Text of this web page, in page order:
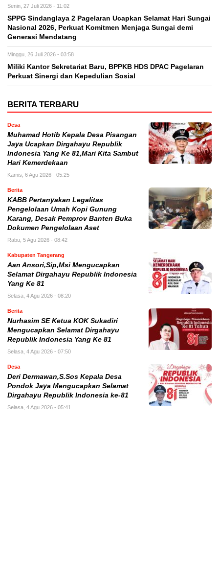
Senin, 27 Juli 2026 - 11:02
SPPG Sindanglaya 2 Pagelaran Ucapkan Selamat Hari Sungai
Nasional 2026, Perkuat Komitmen Menjaga Sungai demi
Generasi Mendatang
Minggu, 26 Juli 2026 - 03:58
Miliki Kantor Sekretariat Baru, BPPKB HDS DPAC Pagelaran
Perkuat Sinergi dan Kepedulian Sosial
BERITA TERBARU
Desa
Muhamad Hotib Kepala Desa Pisangan
Jaya Ucapkan Dirgahayu Republik
Indonesia Yang Ke 81,Mari Kita Sambut
Hari Kemerdekaan
Kamis, 6 Agu 2026 - 05:25
Berita
KABB Pertanyakan Legalitas
Pengelolaan Umah Kopi Gunung
Karang, Desak Pemprov Banten Buka
Dokumen Pengelolaan Aset
Rabu, 5 Agu 2026 - 08:42
Kabupaten Tangerang
Aan Ansori,Sip,Msi Mengucapkan
Selamat Dirgahayu Republik Indonesia
Yang Ke 81
Selasa, 4 Agu 2026 - 08:20
Berita
Nurhasim SE Ketua KOK Sukadiri
Mengucapkan Selamat Dirgahayu
Republik Indonesia Yang Ke 81
Selasa, 4 Agu 2026 - 07:50
Desa
Deri Dermawan,S.Sos Kepala Desa
Pondok Jaya Mengucapkan Selamat
Dirgahayu Republik Indonesia ke-81
Selasa, 4 Agu 2026 - 05:41